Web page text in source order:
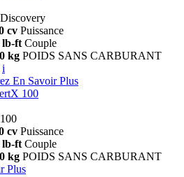
cv Puissance
lb-ft Couple
kg POIDS SANS CARBURANT
i
En Savoir Plus
100
cv Puissance
lb-ft Couple
kg POIDS SANS CARBURANT
Plus